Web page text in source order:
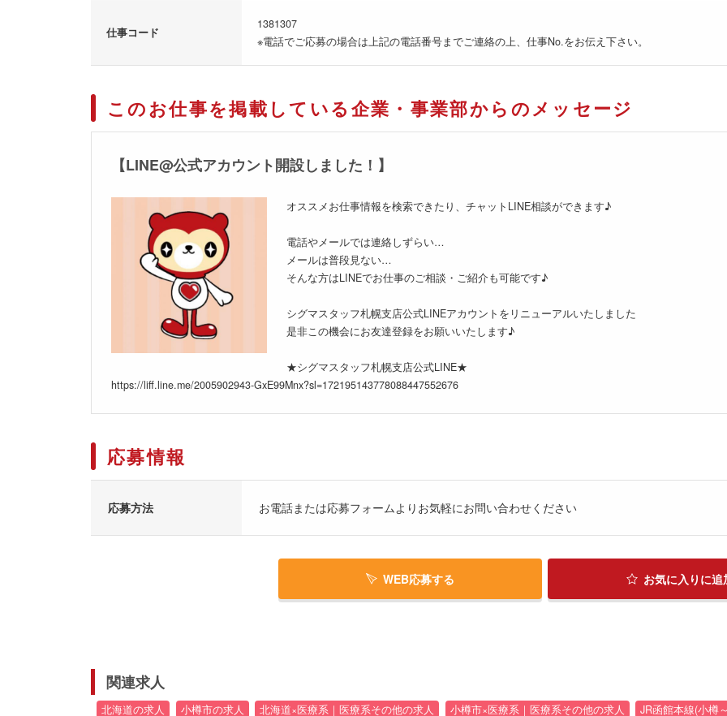
仕事コード
1381307
※電話でご応募の場合は上記の電話番号までご連絡の上、仕事No.をお伝え下さい。
このお仕事を掲載している企業・事業部からのメッセージ
【LINE@公式アカウント開設しました！】
オススメお仕事情報を検索できたり、チャットLINE相談ができます♪
電話やメールでは連絡しずらい…
メールは普段見ない…
そんな方はLINEでお仕事のご相談・ご紹介も可能です♪
シグマスタッフ札幌支店公式LINEアカウントをリニューアルいたしました
是非この機会にお友達登録をお願いいたします♪
★シグマスタッフ札幌支店公式LINE★
https://liff.line.me/2005902943-GxE99Mnx?sl=172195143778088447552676
応募情報
応募方法 お電話または応募フォームよりお気軽にお問い合わせください
WEB応募する お気に入り に追
関連求人
北海道の求人 小樽市の求人 北海道×医療系｜医療系その他の求人 小樽市×医療系｜医療系その他の求人 JR函館本線(小樽